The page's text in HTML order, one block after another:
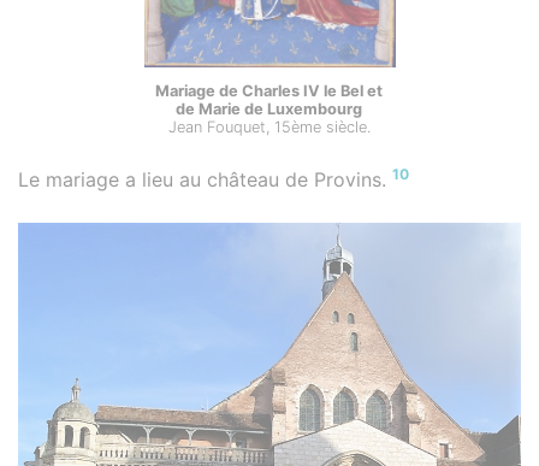
Mariage de Charles IV le Bel et
de Marie de Luxembourg
Jean Fouquet, 15ème siècle.
Le mariage a lieu au château de Provins. 10